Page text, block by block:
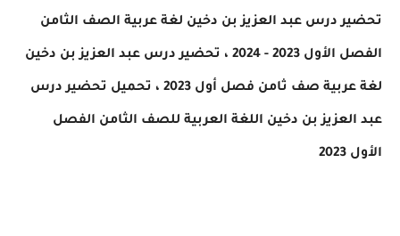
درس عبد العزيز بن دخين لغة عربية الصف الثامن
2023 - 2024 ، تحضير درس عبد العزيز بن دخين
صف ثامن فصل أول 2023 ، تحميل تحضير درس
بن دخين اللغة العربية للصف الثامن الفصل